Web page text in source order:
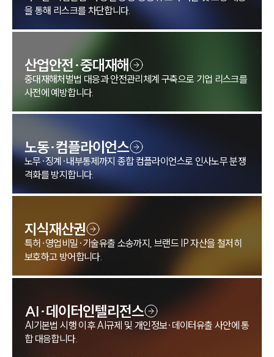
을 통해 리스크를 차단합니다.
산업안전·중대재해
중대재해처벌법 대응과 안전관리체계 구축으로 기업 리스크를
사전에 예방합니다.
노동·컴플라이언스
노무·징계·내부통제까지 종합 컴플라이언스로 인사노무 분쟁
격화를 방지합니다.
지식재산권
특허·영업비밀·기술유출 소송까지, 브랜드 IP 자산을 철저히
보호하고 방어합니다.
AI·데이터인텔리전스
AI기본법 시행 이후 AI규제 및 개인정보·데이터유출 사안에 통
합 대응합니다.